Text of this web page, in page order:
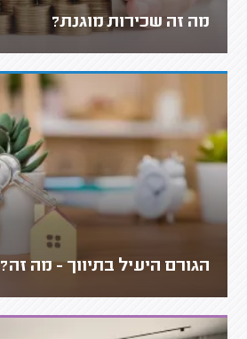
מה זה שכירות מוגנת?
הגורם היעיל בתיווך - מה זה?